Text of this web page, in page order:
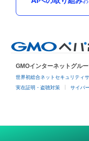
GMOインターネットグル
世界初総合ネットセキュリティ
実在証明・盗聴対策 サイバ